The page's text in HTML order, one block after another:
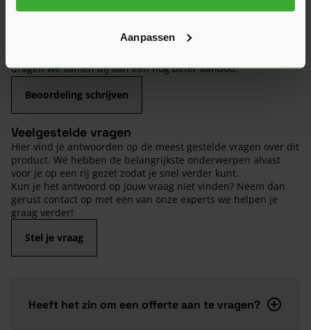
Aanpassen
van de kwaliteit en het gebruiksgemak.
Heb je zelf ervaring met dit product? Laat dan vooral een
dragen we samen bij aan een nog beter aanbod.
Beoordeling schrijven
Veelgestelde vragen
Hier vind je antwoorden op de meest gestelde vragen over dit
product. We hebben de belangrijkste onderwerpen alvast
voor je op een rij gezet zodat je snel verder kunt.
Kun je het antwoord op jouw vraag niet vinden? Neem dan
gerust contact op met een van onze experts we helpen je
graag verder!
Stel je vraag
Heeft het zin om een offerte aan te vragen?